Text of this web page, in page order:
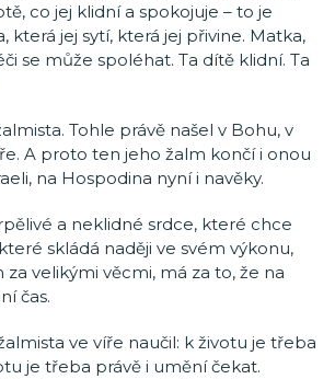
co jej klidní a spokojuje – to je
která jej sytí, která jej přivine. Matka,
se může spoléhat. Ta dítě klidní. Ta
Tohle právě našel v Bohu, v
A proto ten jeho žalm končí i onou
na Hospodina nyní i navěky.
a neklidné srdce, které chce
skládá naději ve svém výkonu,
velikými věcmi, má za to, že na
čas.
ve víře naučil: k životu je třeba
je třeba právě i umění čekat.